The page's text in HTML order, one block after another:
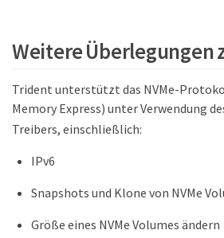
Weitere Überlegungen
Trident unterstützt das NVMe-
Memory Express) unter Verwendung
Treibers, einschließlich:
IPv6
Snapshots und Klone von NVMe
Größe eines NVMe Volumes ändern